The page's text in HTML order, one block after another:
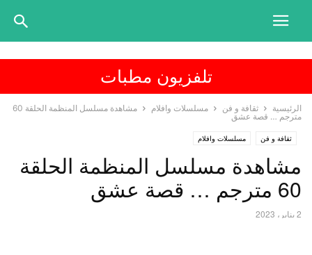
تلفزيون مطبات
الرئيسية ثقافة و فن مسلسلات وافلام
مشاهدة مسلسل المنظمة الحلقة 60
مترجم … قصة عشق
ثقافة و فن مسلسلات وافلام
مشاهدة مسلسل المنظمة الحلقة
60 مترجم … قصة عشق
2 يناير، 2023